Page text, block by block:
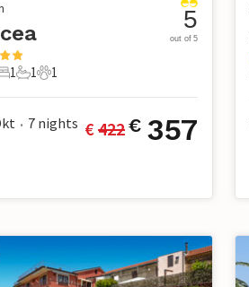
Schlafzimmer
1
1 Badezimmer
1
1 Haustier
1
5
out of 5
• 7 nights € 422€ 357